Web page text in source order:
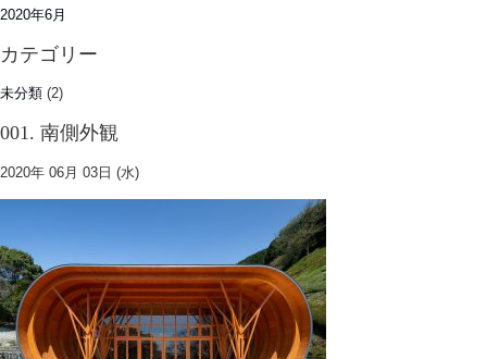
2020年6月
カテゴリー
未分類 (2)
001. 南側外観
2020年 06月 03日 (水)